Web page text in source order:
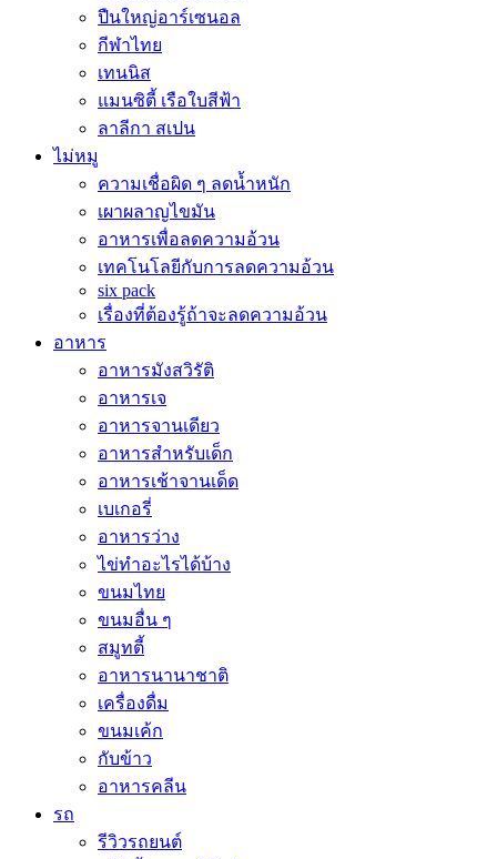
ปืนใหญ่อาร์เซนอล
กีฬาไทย
เทนนิส
แมนซิตี้ เรือใบสีฟ้า
ลาลีกา สเปน
ไม่หมู
ความเชื่อผิด ๆ ลดน้ำหนัก
เผาผลาญไขมัน
อาหารเพื่อลดความอ้วน
เทคโนโลยีกับการลดความอ้วน
six pack
เรื่องที่ต้องรู้ถ้าจะลดความอ้วน
อาหาร
อาหารมังสวิรัติ
อาหารเจ
อาหารจานเดียว
อาหารสำหรับเด็ก
อาหารเช้าจานเด็ด
เบเกอรี่
อาหารว่าง
ไข่ทำอะไรได้บ้าง
ขนมไทย
ขนมอื่น ๆ
สมูทตี้
อาหารนานาชาติ
เครื่องดื่ม
ขนมเค้ก
กับข้าว
อาหารคลีน
รถ
รีวิวรถยนต์